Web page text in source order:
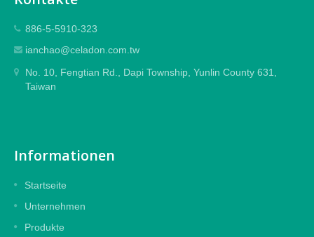
886-5-5910-323
ianchao@celadon.com.tw
No. 10, Fengtian Rd., Dapi Township, Yunlin County 631,
Taiwan
Informationen
Startseite
Unternehmen
Produkte